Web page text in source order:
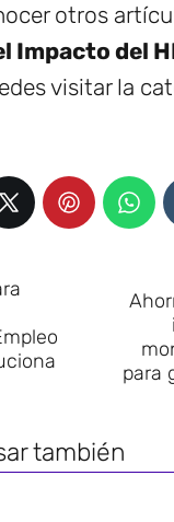
otros
Impacto del
visitar la
para
también